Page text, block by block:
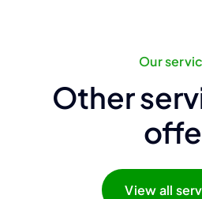
Our
Other
View all